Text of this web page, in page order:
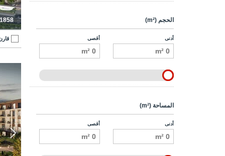
الحجم (m²)
أدنى أقصى
المساحة (m²)
أدنى أقصى
شقق